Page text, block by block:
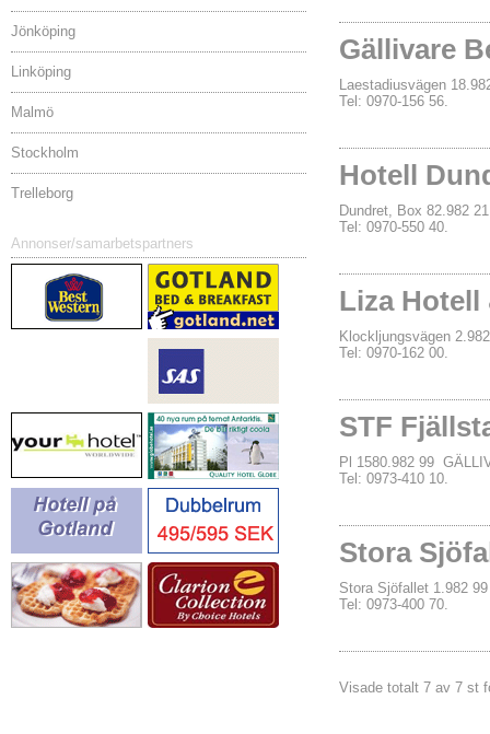
Jönköping
Linköping
Malmö
Stockholm
Trelleborg
Annonser/samarbetspartners
Gällivare
Laestadiusvägen
Tel: 0970-156 56.
Hotell
Dundret, Box 82.982
Tel: 0970-550 40.
Liza Hotell
Klockljungsvägen
Tel: 0970-162 00.
STF
Pl 1580.982 99
Tel: 0973-410 10.
Stora
Stora Sjöfallet 1.982
Tel: 0973-400 70.
Visade totalt 7 av 7 st